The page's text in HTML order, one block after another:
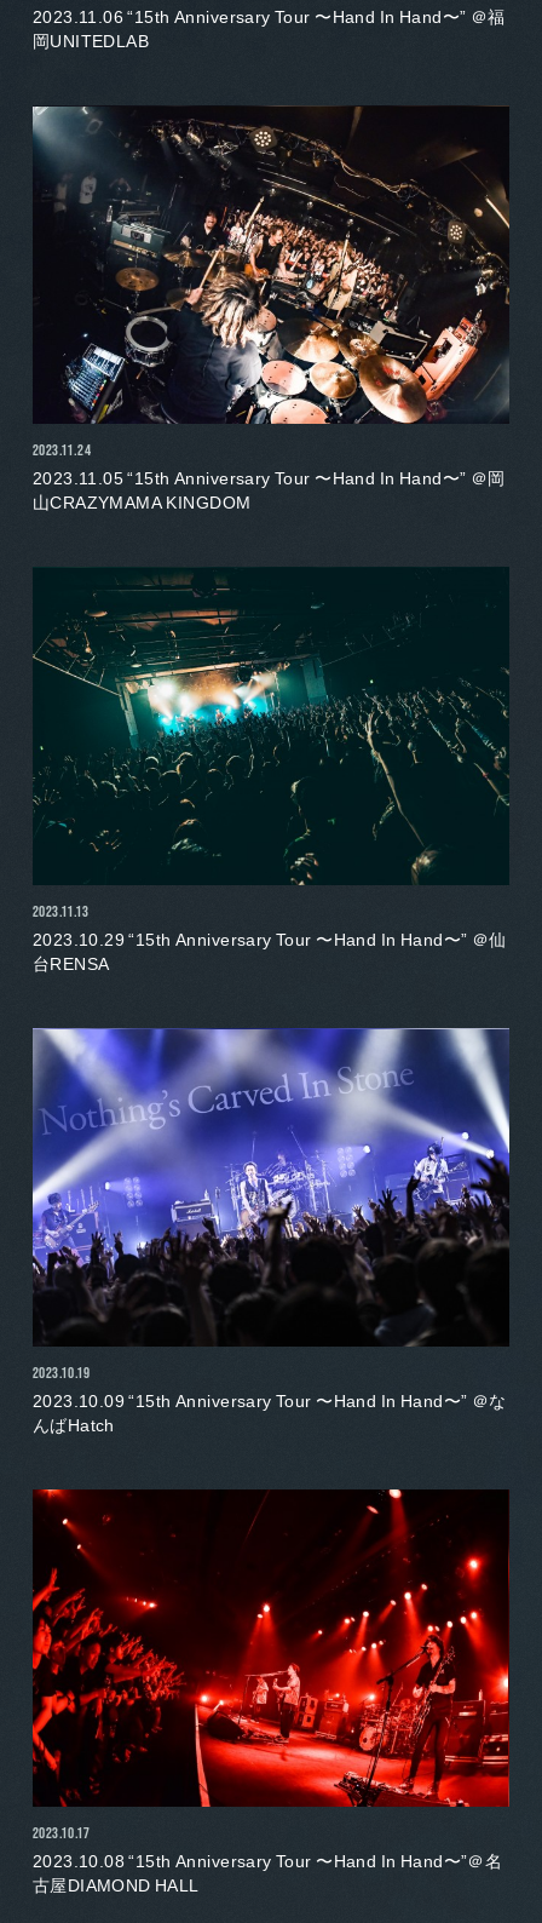
2023.11.06 “15th Anniversary Tour 〜Hand In Hand〜” ＠福
岡UNITEDLAB
2023.11.24
2023.11.05 “15th Anniversary Tour 〜Hand In Hand〜” ＠岡
山CRAZYMAMA KINGDOM
2023.11.13
2023.10.29 “15th Anniversary Tour 〜Hand In Hand〜” ＠仙
台RENSA
2023.10.19
2023.10.09 “15th Anniversary Tour 〜Hand In Hand〜” ＠な
んばHatch
2023.10.17
2023.10.08 “15th Anniversary Tour 〜Hand In Hand〜”＠名
古屋DIAMOND HALL